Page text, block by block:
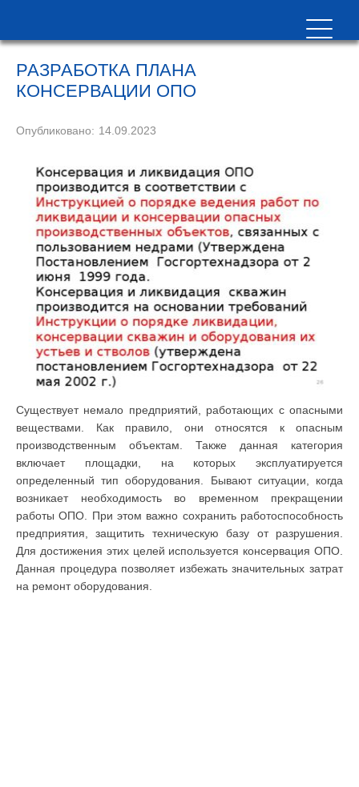
РАЗРАБОТКА ПЛАНА
КОНСЕРВАЦИИ ОПО
Опубликовано: 14.09.2023
Существует немало предприятий, работающих с опасными
веществами. Как правило, они относятся к опасным
производственным объектам. Также данная категория
включает площадки, на которых эксплуатируется
определенный тип оборудования. Бывают ситуации, когда
возникает необходимость во временном прекращении
работы ОПО. При этом важно сохранить работоспособность
предприятия, защитить техническую базу от разрушения.
Для достижения этих целей используется консервация ОПО.
Данная процедура позволяет избежать значительных затрат
на ремонт оборудования.